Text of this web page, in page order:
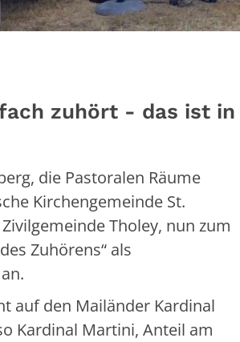
zuhört - das ist
die Pastoralen Räume
Kirchengemeinde St.
Tholey, nun zum
Zuhörens“ als
auf den Mailänder Kardinal
Kardinal Martini, Anteil am